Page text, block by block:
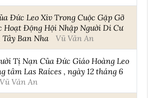
Đức Leo Xiv Trong Cuộc Gặp Gỡ
Hoạt Động Hội Nhập Người Di Cư
Ban Nha
Vũ Văn An
Tị Nạn Của Đức Giáo Hoàng Leo
tâm Las Raíces , ngày 12 tháng 6
Vũ Văn An